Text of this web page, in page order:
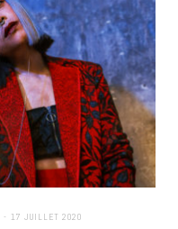
17 JUILLET 2020